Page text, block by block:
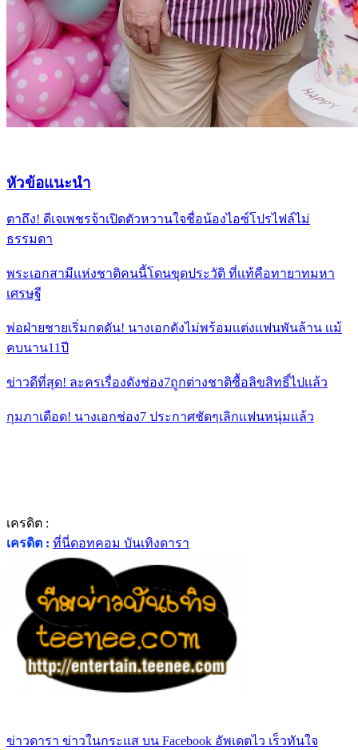
หัวข้อแนะนำ
ตาถึง! ดีเจเพชรจ้าเปิดตัวหวานใจชื่อน้องไอซ์โปรไฟล์ไม่
ธรรมดา
พระเอกสามีเเห่งชาติคนนี้โดนขุดประวัติ ที่เเท้คือทายาทมหา
เศรษฐี
พ่อฝ่ายชายเริ่มกดดัน! นางเอกดังไม่พร้อมเเต่งเเฟนพันล้าน เเม้
คบนาน11ปี
ข่าวดีที่สุด! ละครเรื่องดังช่อง7ถูกต่างชาติซื้อลิขสิทธิ์ไปเเล้ว
กุมภาเดือด! นางเอกช่อง7 ประกาศชัดๆเลิกเเฟนหนุ่มเเล้ว
เครดิต :
เครดิต : ที่นี่ดอทคอม บันเทิงดารา
ข่าวดารา ข่าวในกระแส บน Facebook อัพเดตไว เร็วทันใจ